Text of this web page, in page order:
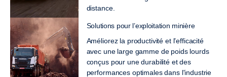
distance.
Solutions pour l’exploitation minière
Améliorez la productivité et l’efficacité
avec une large gamme de poids lourds
conçus pour une durabilité et des
performances optimales dans l'industrie